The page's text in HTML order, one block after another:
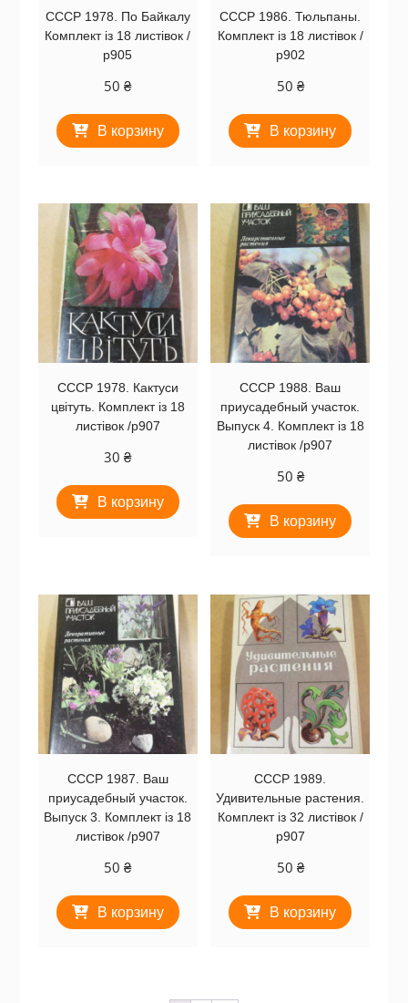
СССР 1978. По Байкалу
Комплект із 18 листівок /
р905
50₴
В корзину
СССР 1986. Тюльпаны.
Комплект із 18 листівок /
р902
50 ₴
В корзину
СССР 1978. Кактуси
цвітуть. Комплект із 18
листівок /р907
30₴
В корзину
СССР 1988. Ваш
приусадебный участок.
Выпуск 4. Комплект із 18
листівок /р907
50 ₴
В корзину
СССР 1987. Ваш
приусадебный участок.
Выпуск 3. Комплект із 18
листівок /р907
50₴
В корзину
СССР 1989.
Удивительные растения.
Комплект із 32 листівок /
р907
50 ₴
В корзину